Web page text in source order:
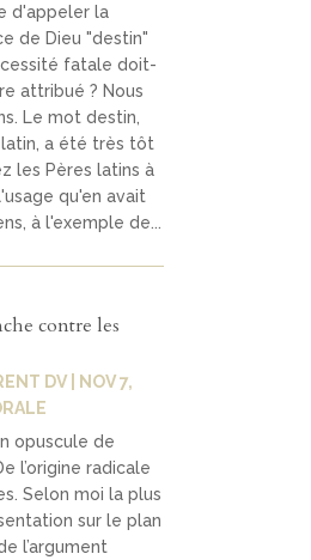
contacter
soutenir
d'appeler la
de Dieu "destin"
fatale doit-
attribué ? Nous
Le mot destin,
a été très tôt
les Pères latins à
qu'en avait
à l'exemple de...
contre les
DV
NOV 7,
opuscule de
l’origine radicale
Selon moi la plus
sur le plan
l’argument